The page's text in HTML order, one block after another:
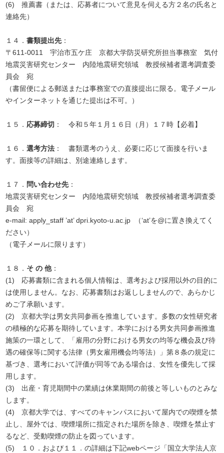
(6) 推薦書（または、応募者について意見を伺える方２名の氏名と
連絡先）
１４．書類提出先：
〒611-0011 宇治市五ケ庄 京都大学防災研究所担当事務室 気付
地震災害研究センター 内陸地震研究領域 教授候補者選考調査委
員会 宛
（書留便による郵送または事務室での直接提出に限る。電子メール
やインターネットを通じた提出は不可。）
１５． 応募締切 ： 令和５年１月１６日（月）１７時【必着】
１６．選考方法 ： 書類選考のうえ、必要に応じて面接を行いま
す。面接等の詳細は、別途連絡します。
１７． 問い合わせ先：
地震災害研究センター 内陸地震研究領域 教授候補者選考調査委
員会 宛
e-mail: apply_staff ’at’ dpri.kyoto-u.ac.jp （‘at’を@に置き換えてく
ださい）
（電子メールに限ります）
１８． そ の 他：
(1) 応募書類に含まれる個人情報は、選考および採用以外の目的に
は使用しません。なお、応募書類はお返ししませんので、あらかじ
めご了承願います。
(2) 京都大学は男女共同参画を推進しています。多数の女性研究者
の積極的な応募を期待しています。本学における男女共同参画推進
施策の一環として、「雇用の分野における男女の均等な機会及び待
遇の確保等に関する法律（男女雇用機会均等法）」第８条の規定に
基づき、選考において評価が同等である場合は、女性を優先して採
用します。
(3) 出産・育児期間中の業績は休業期間の前後と等しいものとみな
します。
(4) 京都大学では、すべてのキャンパスにおいて屋内での喫煙を禁
止し、屋外では、喫煙場所に指定された場所を除き、喫煙を禁止す
るなど、受動喫煙の防止を図っています。
(5) １０．および１１．の詳細は下記webページ「国立大学法人京